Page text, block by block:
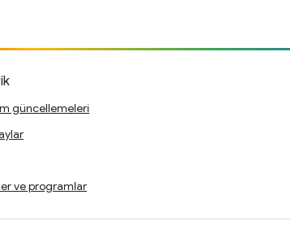
güncellemeleri
ve programlar